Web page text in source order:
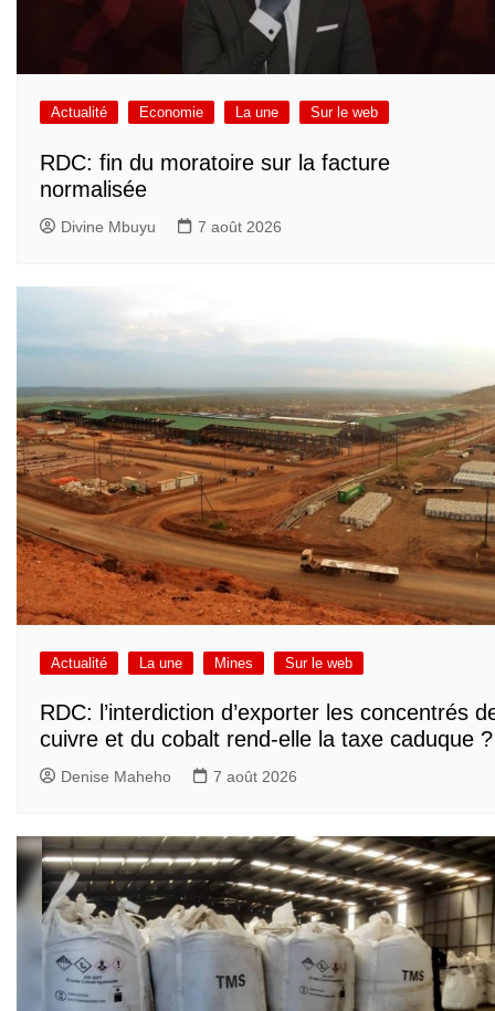
Actualité Economie La une Sur le web
RDC: fin du moratoire sur la facture
normalisée
Divine Mbuyu 7 août 2026
Actualité La une Mines Sur le web
RDC: l’interdiction d’exporter les concentrés
cuivre et du cobalt rend-elle la taxe caduque ?
Denise Maheho 7 août 2026